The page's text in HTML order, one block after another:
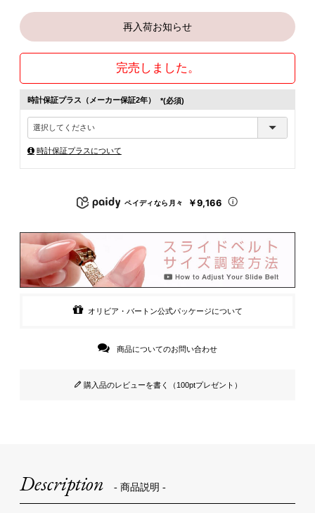
再入荷お知らせ
完売しました。
時計保証プラス（メーカー保証2年） (必須)
時計保証プラスについて
ペイディなら月々 ￥9,166
オリビア・バートン公式パッケージについて
商品についてのお問い合わせ
購入品のレビューを書く（100ptプレゼント）
Description - 商品説明 -